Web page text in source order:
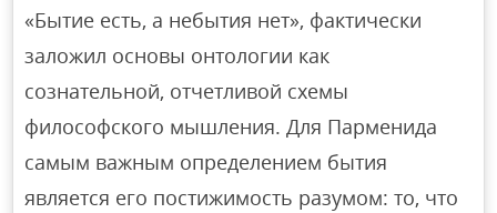
«Бытие есть, а небытия нет», фактически
заложил основы онтологии как
сознательной, отчетливой схемы
философского мышления. Для Парменида
самым важным определением бытия
является его постижимость разумом: то, что